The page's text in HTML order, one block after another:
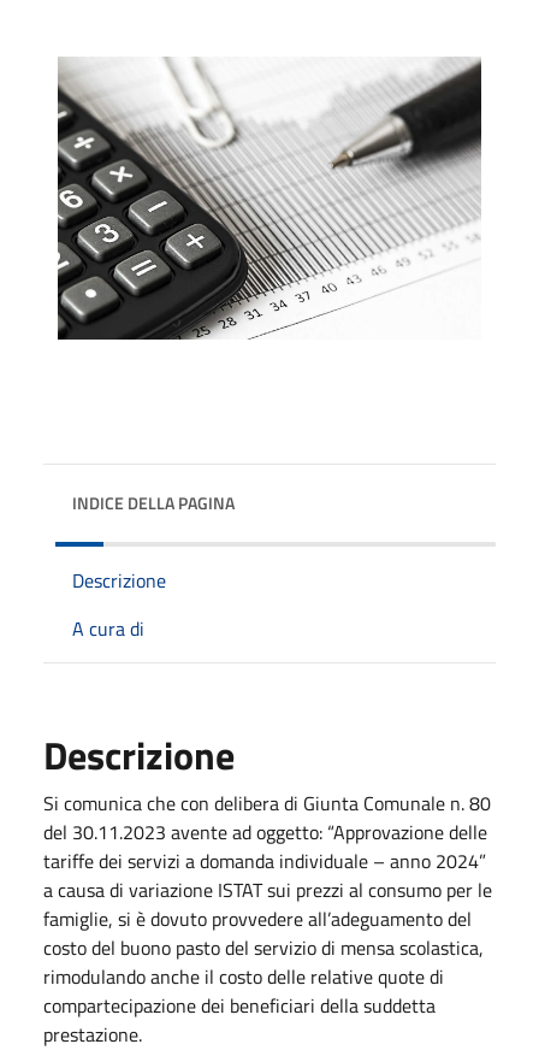
INDICE DELLA PAGINA
Descrizione
A cura di
Descrizione
Si comunica che con delibera di Giunta Comunale n. 80
del 30.11.2023 avente ad oggetto: “Approvazione delle
tariffe dei servizi a domanda individuale – anno 2024”
a causa di variazione ISTAT sui prezzi al consumo per le
famiglie, si è dovuto provvedere all’adeguamento del
costo del buono pasto del servizio di mensa scolastica,
rimodulando anche il costo delle relative quote di
compartecipazione dei beneficiari della suddetta
prestazione.